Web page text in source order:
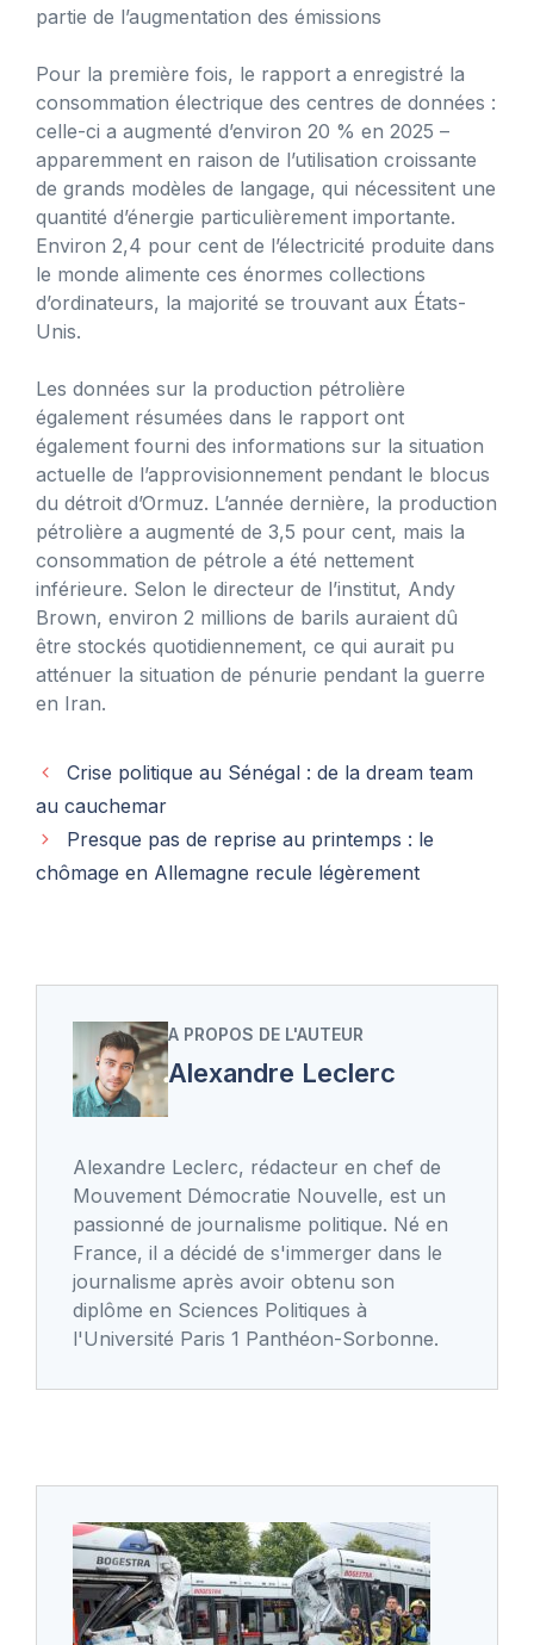
partie de l’augmentation des émissions
Pour la première fois, le rapport a enregistré la
consommation électrique des centres de données :
celle-ci a augmenté d’environ 20 % en 2025 –
apparemment en raison de l’utilisation croissante
de grands modèles de langage, qui nécessitent une
quantité d’énergie particulièrement importante.
Environ 2,4 pour cent de l’électricité produite dans
le monde alimente ces énormes collections
d’ordinateurs, la majorité se trouvant aux États-
Unis.
Les données sur la production pétrolière
également résumées dans le rapport ont
également fourni des informations sur la situation
actuelle de l’approvisionnement pendant le blocus
du détroit d’Ormuz. L’année dernière, la production
pétrolière a augmenté de 3,5 pour cent, mais la
consommation de pétrole a été nettement
inférieure. Selon le directeur de l’institut, Andy
Brown, environ 2 millions de barils auraient dû
être stockés quotidiennement, ce qui aurait pu
atténuer la situation de pénurie pendant la guerre
en Iran.
Crise politique au Sénégal : de la dream team
au cauchemar
Presque pas de reprise au printemps : le
chômage en Allemagne recule légèrement
A PROPOS DE L'AUTEUR
Alexandre Leclerc
Alexandre Leclerc, rédacteur en chef de
Mouvement Démocratie Nouvelle, est un
passionné de journalisme politique. Né en
France, il a décidé de s'immerger dans le
journalisme après avoir obtenu son
diplôme en Sciences Politiques à
l'Université Paris 1 Panthéon-Sorbonne.